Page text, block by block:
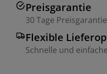
Preisgarantie
30 Tage
Flexible
Schnelle und